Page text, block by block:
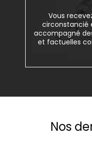
Vous
circonstancié
accompagné
et factuelles
Nos